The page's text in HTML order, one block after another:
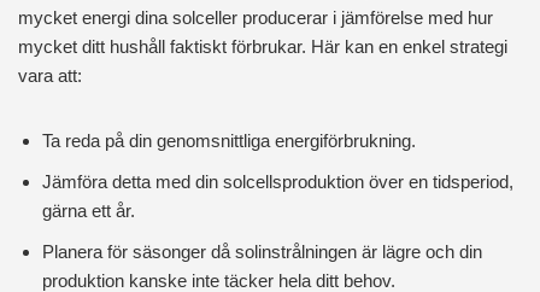
mycket energi dina solceller producerar i jämförelse med hur
mycket ditt hushåll faktiskt förbrukar. Här kan en enkel strategi
vara att:
Ta reda på din genomsnittliga energiförbrukning.
Jämföra detta med din solcellsproduktion över en tidsperiod,
gärna ett år.
Planera för säsonger då solinstrålningen är lägre och din
produktion kanske inte täcker hela ditt behov.